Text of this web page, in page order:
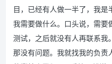
目，已经有人做一半了，我
我需要做什么。口头说，需要
测试，之后就没有人再联系我
那没有问题。我就找我的负责